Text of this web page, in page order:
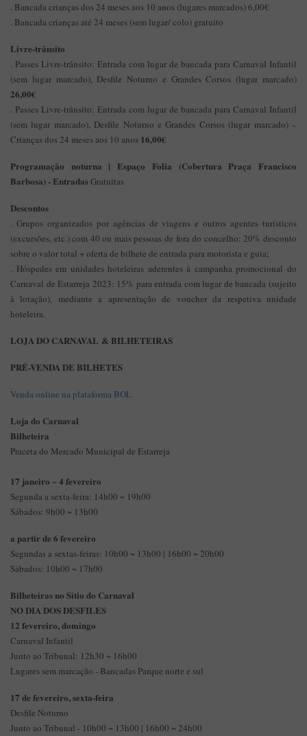
. Bancada crianças dos 24 meses aos 10 anos (lugares marcados) 6,00€
. Bancada crianças até 24 meses (sem lugar/ colo) gratuito
Livre-trânsito
. Passes Livre-trânsito: Entrada com lugar de bancada para Carnaval Infantil
(sem lugar marcado), Desfile Noturno e Grandes Corsos (lugar marcado)
26,00€
. Passes Livre-trânsito: Entrada com lugar de bancada para Carnaval Infantil
(sem lugar marcado), Desfile Noturno e Grandes Corsos (lugar marcado) –
Crianças dos 24 meses aos 10 anos 16,00€
Programação noturna | Espaço Folia (Cobertura Praça Francisco
Barbosa) - EntradasGratuitas
Descontos
. Grupos organizados por agências de viagens e outros agentes turísticos
(excursões, etc.) com 40 ou mais pessoas de fora do concelho: 20% desconto
sobre o valor total + oferta de bilhete de entrada para motorista e guia;
. Hóspedes em unidades hoteleiras aderentes à campanha promocional do
Carnaval de Estarreja 2023: 15% para entrada com lugar de bancada (sujeito
à lotação), mediante a apresentação de voucher da respetiva unidade
hoteleira.
LOJA DO CARNAVAL & BILHETEIRAS
PRÉ-VENDA DE BILHETES
Venda online na plataforma BOL
Loja do Carnaval
Bilheteira
Praceta do Mercado Municipal de Estarreja
17 janeiro ~ 4 fevereiro
Segunda a sexta-feira: 14h00 ~ 19h00
Sábados: 9h00 ~ 13h00
a partir de 6 fevereiro
Segundas a sextas-feiras: 10h00 ~ 13h00 | 16h00 ~ 20h00
Sábados: 10h00 ~ 17h00
Bilheteiras no Sítio do Carnaval
NO DIA DOS DESFILES
12 fevereiro, domingo
Carnaval Infantil
Junto ao Tribunal: 12h30 ~ 16h00
Lugares sem marcação - Bancadas Parque norte e sul
17 de fevereiro, sexta-feira
Desfile Noturno
Junto ao Tribunal - 10h00 ~ 13h00 | 16h00 ~ 24h00